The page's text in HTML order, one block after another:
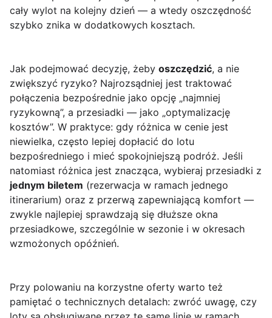
cały wylot na kolejny dzień — a wtedy oszczędność
szybko znika w dodatkowych kosztach.
Jak podejmować decyzję, żeby oszczędzić, a nie
zwiększyć ryzyko? Najrozsądniej jest traktować
połączenia bezpośrednie jako opcję „najmniej
ryzykowną”, a przesiadki — jako „optymalizację
kosztów”. W praktyce: gdy różnica w cenie jest
niewielka, często lepiej dopłacić do lotu
bezpośredniego i mieć spokojniejszą podróż. Jeśli
natomiast różnica jest znacząca, wybieraj przesiadki z
jednym biletem (rezerwacja w ramach jednego
itinerarium) oraz z przerwą zapewniającą komfort —
zwykle najlepiej sprawdzają się dłuższe okna
przesiadkowe, szczególnie w sezonie i w okresach
wzmożonych opóźnień.
Przy polowaniu na korzystne oferty warto też
pamiętać o technicznych detalach: zwróć uwagę, czy